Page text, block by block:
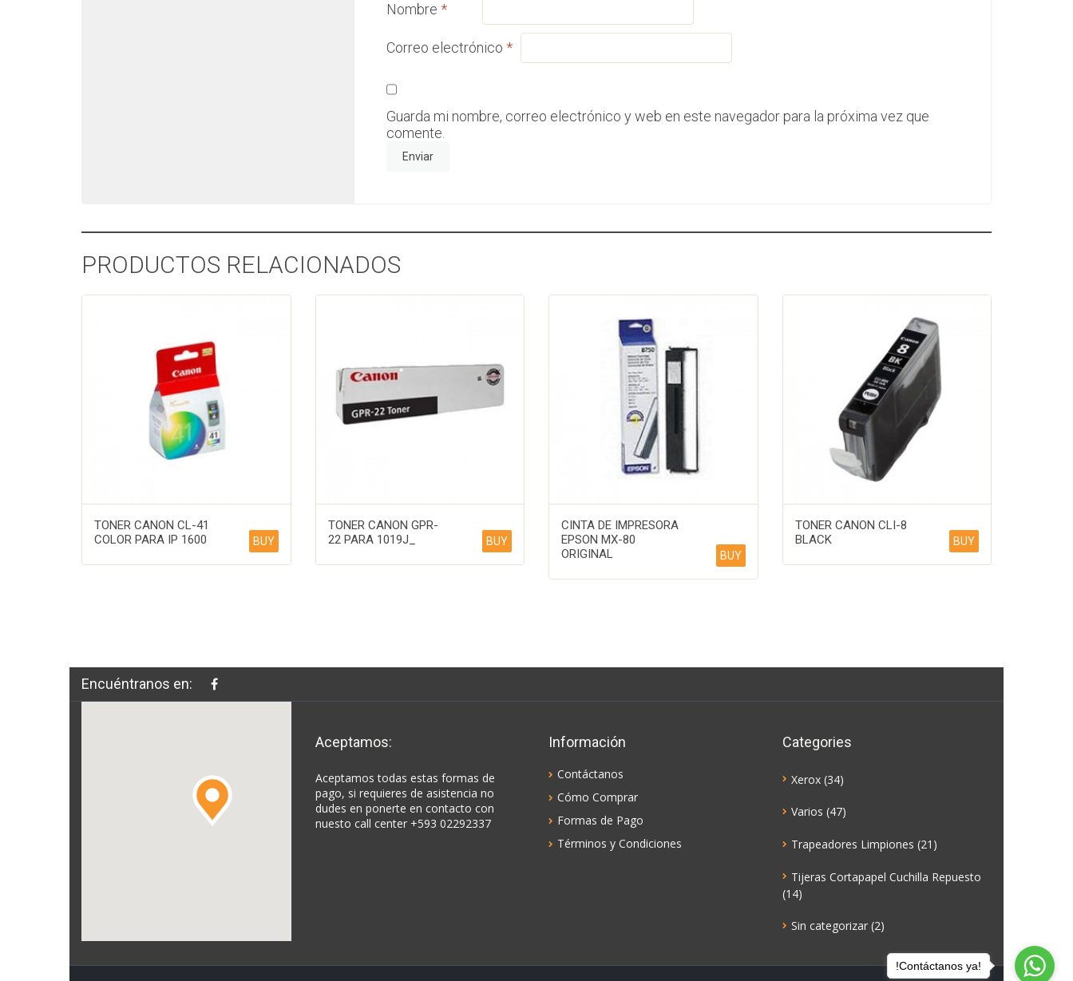
Nombre*
Correo electrónico*
Guarda mi nombre, correo electrónico y web en este navegador para la próxima vez que
comente.
PRODUCTOS RELACIONADOS
TONER CANON CL-41
COLOR PARA IP 1600
BUY
TONER CANON GPR-
22 PARA 1019J_
BUY
CINTA DE IMPRESORA
EPSON MX-80
ORIGINAL
BUY
TONER CANON CLI-8
BLACK
BUY
Encuéntranos en:
Aceptamos:
Aceptamos todas estas formas de
pago, si requieres de asistencia no
dudes en ponerte en contacto con
nuesto call center +593 02292337
Información
Contáctanos
Cómo Comprar
Formas de Pago
Términos y Condiciones
Categories
Xerox (34)
Varios (47)
Trapeadores Limpiones (21)
Tijeras Cortapapel Cuchilla Repuesto
(14)
Sin categorizar (2)
!Contáctanos ya!